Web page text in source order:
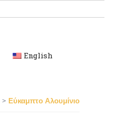
English
> Εύκαμπτο Αλουμίνιο